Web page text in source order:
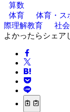
算数
体育
体育・ス
際理解教育
社
よかったらシェア